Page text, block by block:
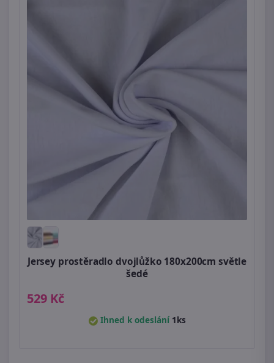
Jersey prostěradlo dvojlůžko 180x200cm světle
šedé
529 Kč
Ihned k odeslání 1ks